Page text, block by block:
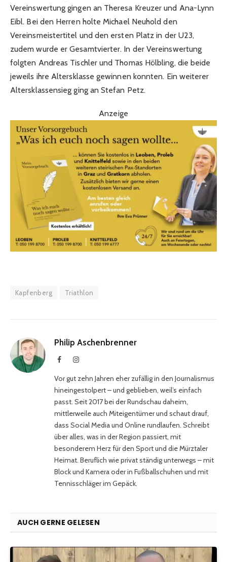
Vereinswertung gingen an Theresa Kreuzer und Ana-Lynn
Eibl. Bei den Herren holte Michael Neuhold den
Vereinsmeistertitel und den ersten Platz in der U23,
zudem wurde er Gesamtvierter. In der Vereinswertung
folgten Andreas Tischler und Thomas Hölbling, die beide
jeweils ihre Altersklasse gewinnen konnten. Ein weiterer
Altersklassensieg ging an Stefan Petz.
Anzeige
Kapfenberg Triathlon
Philip Aschenbrenner
FacebookInstagram
Vor gut zehn Jahren eher zufällig in den Journalismus
hineingestolpert – und geblieben, weil’s einfach
passt. Seit 2017 bei der Rundschau daheim,
mittlerweile auch Miteigentümer und schaut drauf,
dass Social Media und Online rundlaufen. Schreibt
über alles, was in der Region passiert, mit
besonderem Herz für den Sport und die Mürztaler
Heimat. Beruflich wie privat ständig unterwegs – mit
Block und Kamera oder in Fußballschuhen und mit
Tennisschläger im Gepäck.
AUCH GERNE GELESEN